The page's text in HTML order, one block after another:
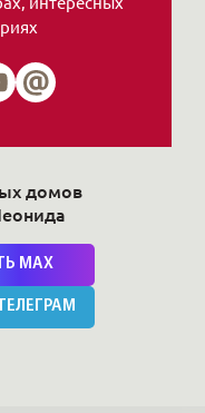
c политикой сайта
домов
MAX